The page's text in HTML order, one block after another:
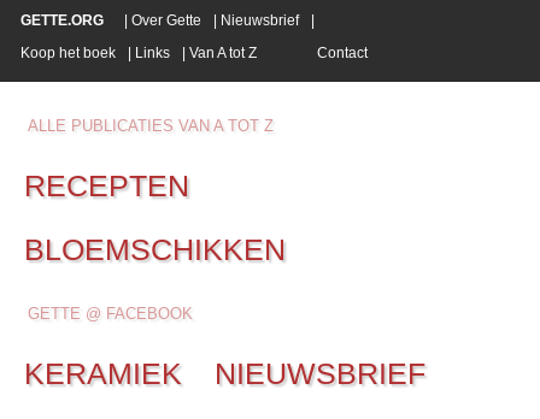
GETTE.ORG Over Gette Nieuwsbrief
Koop het boek
Links Van A tot Z Contact
ALLE PUBLICATIES VAN A TOT Z
RECEPTEN
BLOEMSCHIKKEN
GETTE @ FACEBOOK
KERAMIEK NIEUWSBRIEF